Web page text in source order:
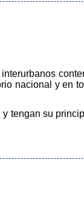
nacional y en
tengan su